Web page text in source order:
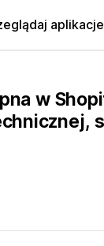
aplikacje
w